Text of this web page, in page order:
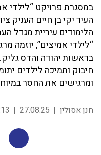
במסגרת פרויקט “לילדי
העיר יקי בן חיים
הלימודים עיריית מגדל
“לילדי אמיצים”, יוזמה
בראשות יהודה והדס
חיבוק ותמיכה לילדים
ומרגישים את החסר
חנן אסולין 27.08.25